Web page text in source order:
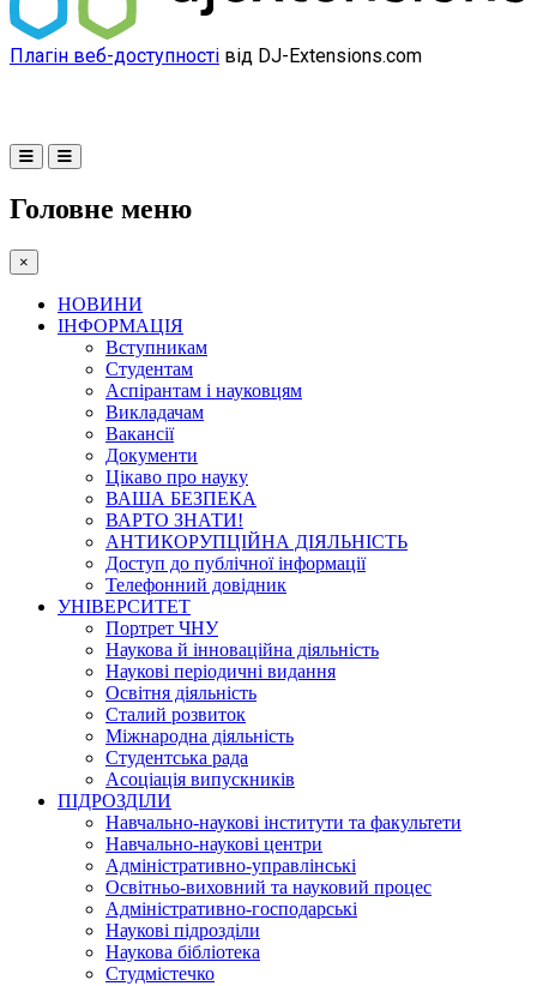
Плагін веб-доступності від DJ-Extensions.com
Головне меню
×
НОВИНИ
ІНФОРМАЦІЯ
Вступникам
Студентам
Аспірантам і науковцям
Викладачам
Вакансії
Документи
Цікаво про науку
ВАША БЕЗПЕКА
ВАРТО ЗНАТИ!
АНТИКОРУПЦІЙНА ДІЯЛЬНІСТЬ
Доступ до публічної інформації
Телефонний довідник
УНІВЕРСИТЕТ
Портрет ЧНУ
Наукова й інноваційна діяльність
Наукові періодичні видання
Освітня діяльність
Сталий розвиток
Міжнародна діяльність
Студентська рада
Асоціація випускників
ПІДРОЗДІЛИ
Навчально-наукові інститути та факультети
Навчально-наукові центри
Адміністративно-управлінські
Освітньо-виховний та науковий процес
Адміністративно-господарські
Наукові підрозділи
Наукова бібліотека
Студмістечко